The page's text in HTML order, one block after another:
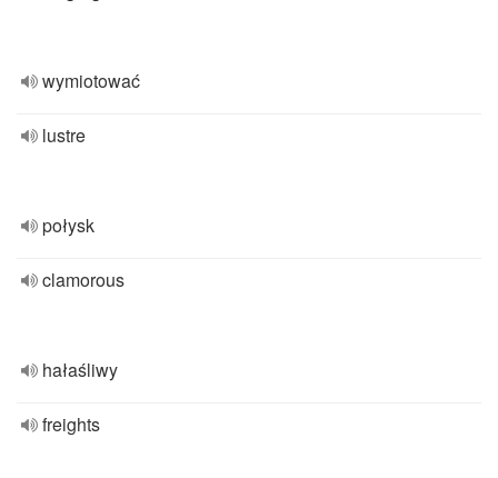
wymiotować
lustre
połysk
clamorous
hałaśliwy
freights